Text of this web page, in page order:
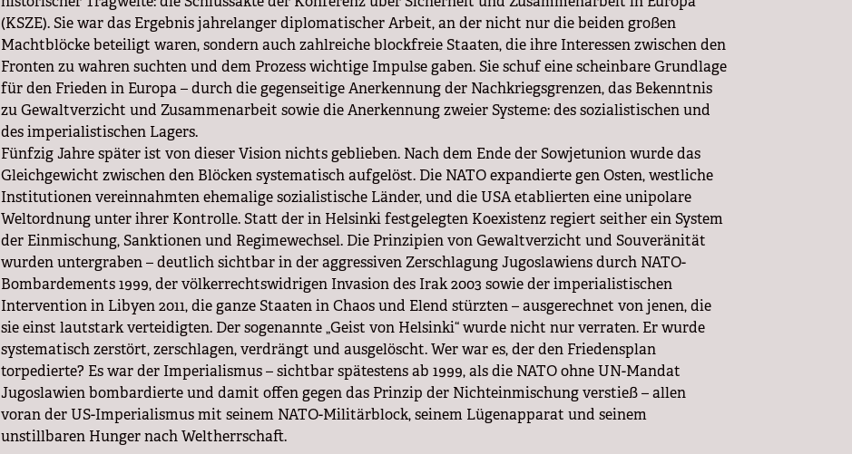
(KSZE). Sie war das Ergebnis jahrelanger diplomatischer Arbeit, an der nicht nur die beiden großen
Machtblöcke beteiligt waren, sondern auch zahlreiche blockfreie Staaten, die ihre Interessen zwischen den
Fronten zu wahren suchten und dem Prozess wichtige Impulse gaben. Sie schuf eine scheinbare Grundlage
für den Frieden in Europa – durch die gegenseitige Anerkennung der Nachkriegsgrenzen, das Bekenntnis
zu Gewaltverzicht und Zusammenarbeit sowie die Anerkennung zweier Systeme: des sozialistischen und
des imperialistischen Lagers.
Fünfzig Jahre später ist von dieser Vision nichts geblieben. Nach dem Ende der Sowjetunion wurde das
Gleichgewicht zwischen den Blöcken systematisch aufgelöst. Die NATO expandierte gen Osten, westliche
Institutionen vereinnahmten ehemalige sozialistische Länder, und die USA etablierten eine unipolare
Weltordnung unter ihrer Kontrolle. Statt der in Helsinki festgelegten Koexistenz regiert seither ein System
der Einmischung, Sanktionen und Regimewechsel. Die Prinzipien von Gewaltverzicht und Souveränität
wurden untergraben – deutlich sichtbar in der aggressiven Zerschlagung Jugoslawiens durch NATO-
Bombardements 1999, der völkerrechtswidrigen Invasion des Irak 2003 sowie der imperialistischen
Intervention in Libyen 2011, die ganze Staaten in Chaos und Elend stürzten – ausgerechnet von jenen, die
sie einst lautstark verteidigten. Der sogenannte „Geist von Helsinki“ wurde nicht nur verraten. Er wurde
systematisch zerstört, zerschlagen, verdrängt und ausgelöscht. Wer war es, der den Friedensplan
torpedierte? Es war der Imperialismus – sichtbar spätestens ab 1999, als die NATO ohne UN-Mandat
Jugoslawien bombardierte und damit offen gegen das Prinzip der Nichteinmischung verstieß – allen
voran der US-Imperialismus mit seinem NATO-Militärblock, seinem Lügenapparat und seinem
unstillbaren Hunger nach Weltherrschaft.